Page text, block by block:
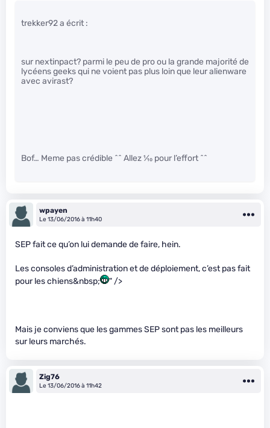
trekker92 a écrit :
sur nextinpact? parmi le peu de pro ou la grande majorité de
lycéens geeks qui ne voient pas plus loin que leur alienware
avec avirast?
Bof… Meme pas crédible ^^ Allez1⁄10 pour l’effort ^^
wpayen
Le 13/06/2016 à 11h40
SEP fait ce qu’on lui demande de faire, hein.
Les consoles d’administration et de déploiement, c’est pas fait
pour les chiens&nbsp;
" />
Mais je conviens que les gammes SEP sont pas les meilleurs
sur leurs marchés.
Zig76
Le 13/06/2016 à 11h42